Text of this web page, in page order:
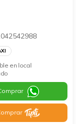
en local